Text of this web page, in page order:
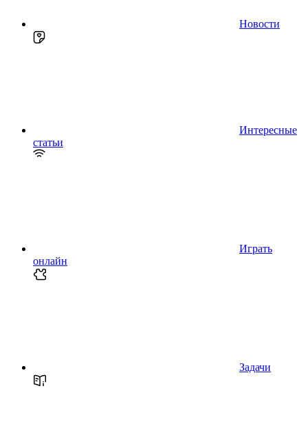
Новости
Интересные
статьи
Играть
онлайн
Задачи